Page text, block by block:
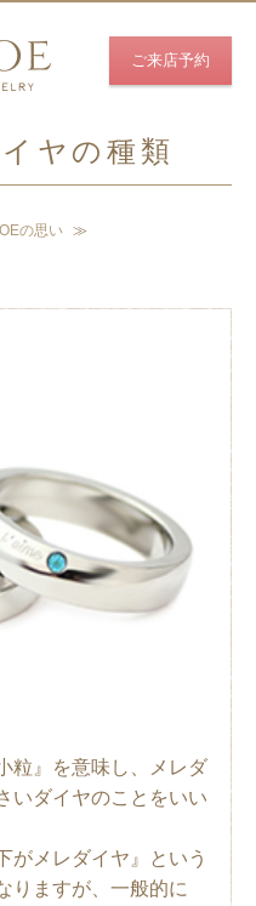
ご来店予約
ヤの種類
の思い
粒』を意味し、メレダ
いダイヤのことをいい
がメレダイヤ』という
りますが、一般的に